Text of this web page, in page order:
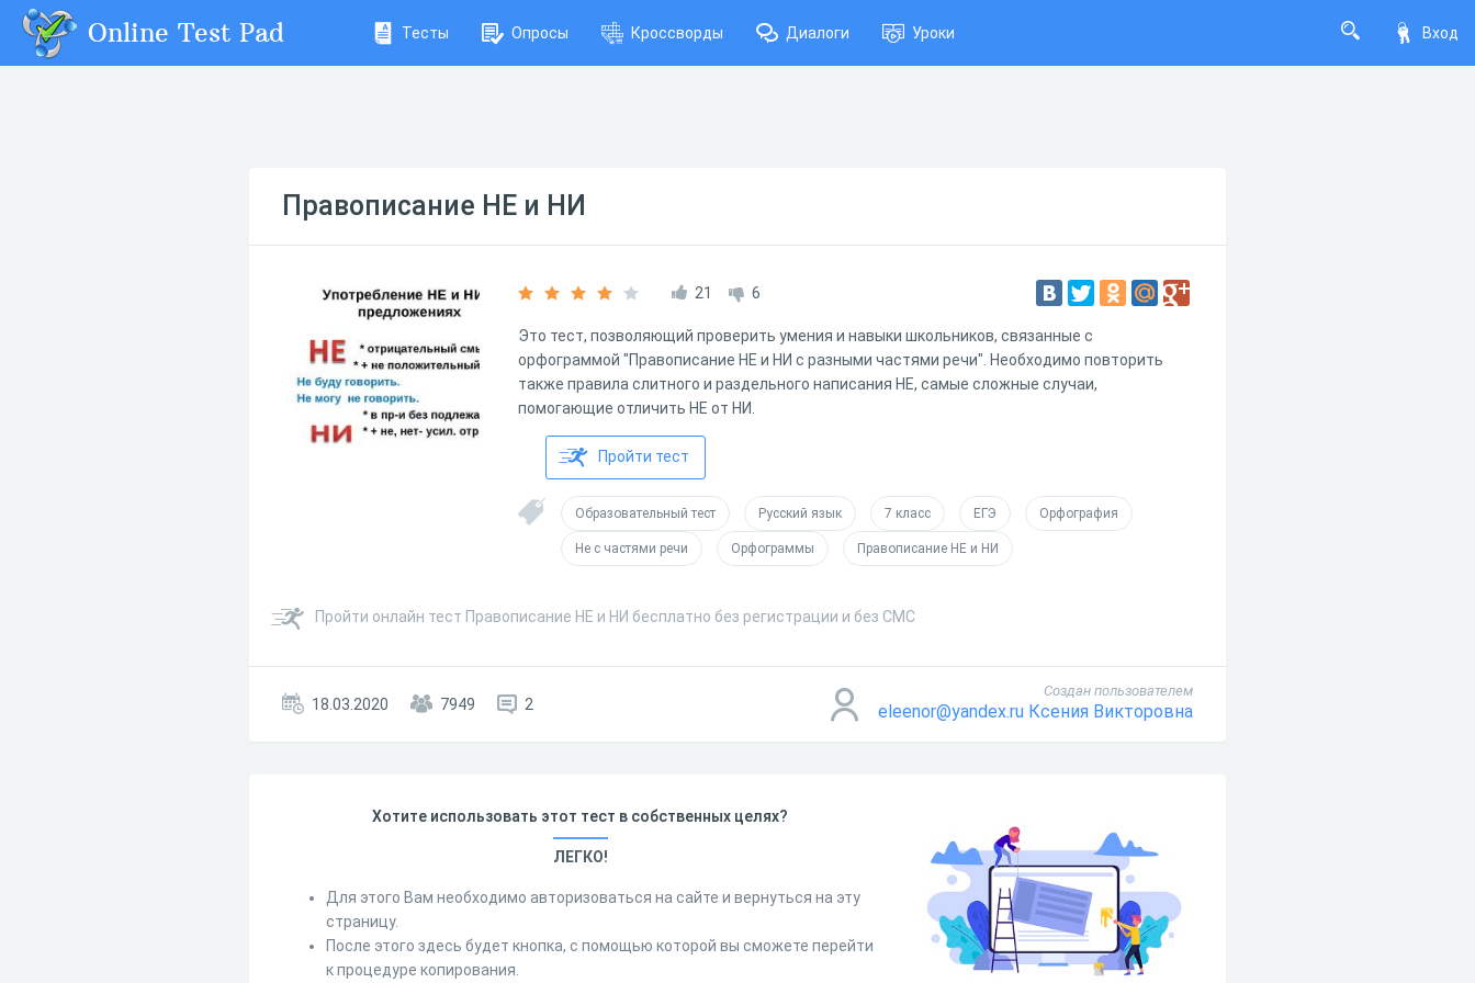
Вход
Online Test Pad Тесты Опросы Кроссворды Диалоги Уроки
Правописание НЕ и НИ
21 6
Это тест, позволяющий проверить умения и навыки школьников, связанные с
орфограммой "Правописание НЕ и НИ с разными частями речи". Необходимо повторить
также правила слитного и раздельного написания НЕ, самые сложные случаи,
помогающие отличить НЕ от НИ.
Пройти тест
Образовательный тест Русский язык 7 класс ЕГЭ Орфография
Не с частями речи Орфограммы Правописание НЕ и НИ
Пройти онлайн тест Правописание НЕ и НИ бесплатно без регистрации и без СМС
18.03.2020 7949 2
Создан пользователем
eleenor@yandex.ru Ксения Викторовна
Хотите использовать этот тест в собственных целях?
ЛЕГКО!
Для этого Вам необходимо авторизоваться на сайте и вернуться на эту
страницу.
После этого здесь будет кнопка, с помощью которой вы сможете перейти
к процедуре копирования.